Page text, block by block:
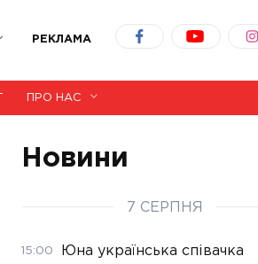
РЕКЛАМА
ПРО НАС
Новини
7 СЕРПНЯ
15:00
Юна українська співачка